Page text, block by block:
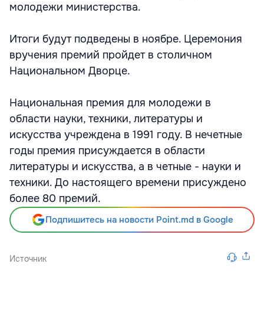
молодежи министерства.
Итоги будут подведены в ноябре. Церемония
вручения премий пройдет в столичном
Национальном Дворце.
Национальная премия для молодежи в
области науки, техники, литературы и
искусства учреждена в 1991 году. В нечетные
годы премия присуждается в области
литературы и искусства, а в четные - науки и
техники. До настоящего времени присуждено
более 80 премий.
Подпишитесь на новости Point.md в Google
Источник